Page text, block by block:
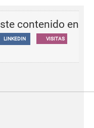
contenido en
LINKEDIN VISITAS